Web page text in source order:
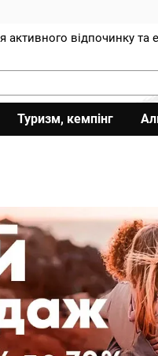
відпочинку та
Туризм, кемпінг